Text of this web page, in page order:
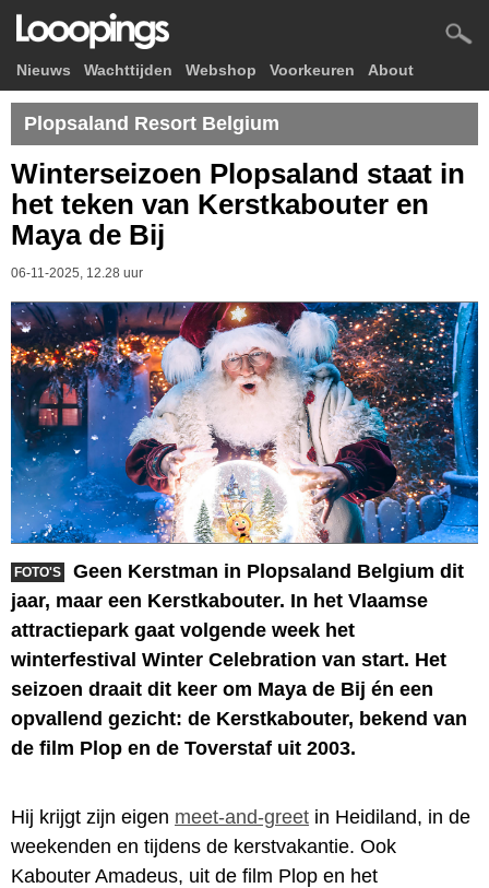
Nieuws Wachttijden Webshop Voorkeuren About
Plopsaland Resort Belgium
Winterseizoen Plopsaland staat in
het teken van Kerstkabouter en
Maya de Bij
06-11-2025, 12.28 uur
FOTO'S
Geen Kerstman in Plopsaland Belgium dit
jaar, maar een Kerstkabouter. In het Vlaamse
attractiepark gaat volgende week het
winterfestival Winter Celebration van start. Het
seizoen draait dit keer om Maya de Bij én een
opvallend gezicht: de Kerstkabouter, bekend van
de film Plop en de Toverstaf uit 2003.
Hij krijgt zijn eigen meet-and-greet in Heidiland, in de
weekenden en tijdens de kerstvakantie. Ook
Kabouter Amadeus, uit de film Plop en het